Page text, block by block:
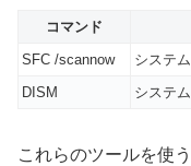
コマンド
SFC /scannow
システ
DISM
システ
これらのツールを使